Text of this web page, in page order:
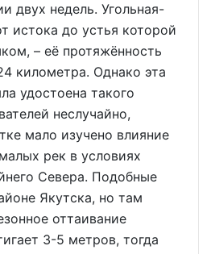
двух недель. Угольная-
истока до устья которой
– её протяжённость
километра. Однако эта
удостоена такого
неслучайно,
мало изучено влияние
рек в условиях
Севера. Подобные
Якутска, но там
оттаивание
3-5 метров, тогда